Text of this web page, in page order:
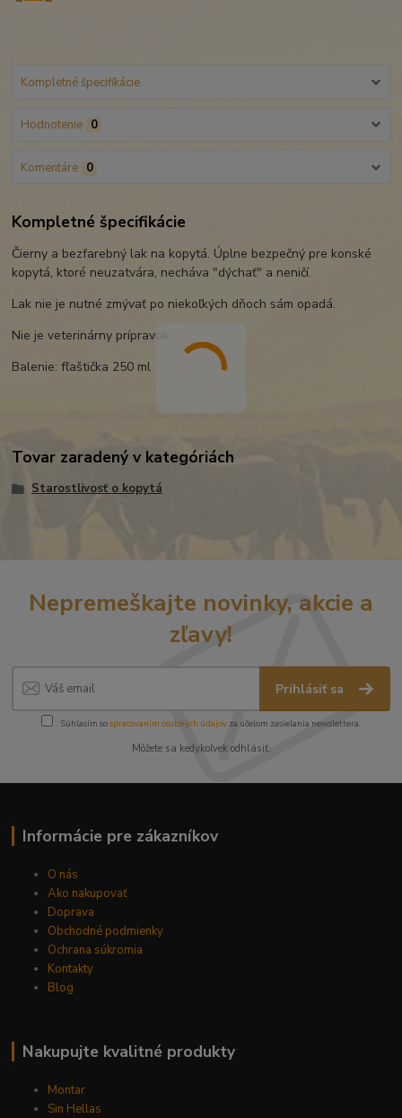
Kompletné špecifikácie
Hodnotenie 0
Komentáre 0
Kompletné špecifikácie
Čierny a bezfarebný lak na kopytá. Úplne bezpečný pre konské
kopytá, ktoré neuzatvára, necháva "dýchať" a neničí.
Lak nie je nutné zmývať po niekoľkých dňoch sám opadá.
Nie je veterinárny prípravok.
Balenie: fľaštička 250 ml
Tovar zaradený v kategóriách
Starostlivosť o kopytá
Nepremeškajte novinky, akcie a
zľavy!
Prihlásiť sa
Súhlasím sospracovaním osobných údajov za účelom zasielania newslettera.
Môžete sa kedykoľvek odhlásiť.
Informácie pre zákazníkov
O nás
Ako nakupovať
Doprava
Obchodné podmienky
Ochrana súkromia
Kontakty
Blog
Nakupujte kvalitné produkty
Montar
Sin Hellas